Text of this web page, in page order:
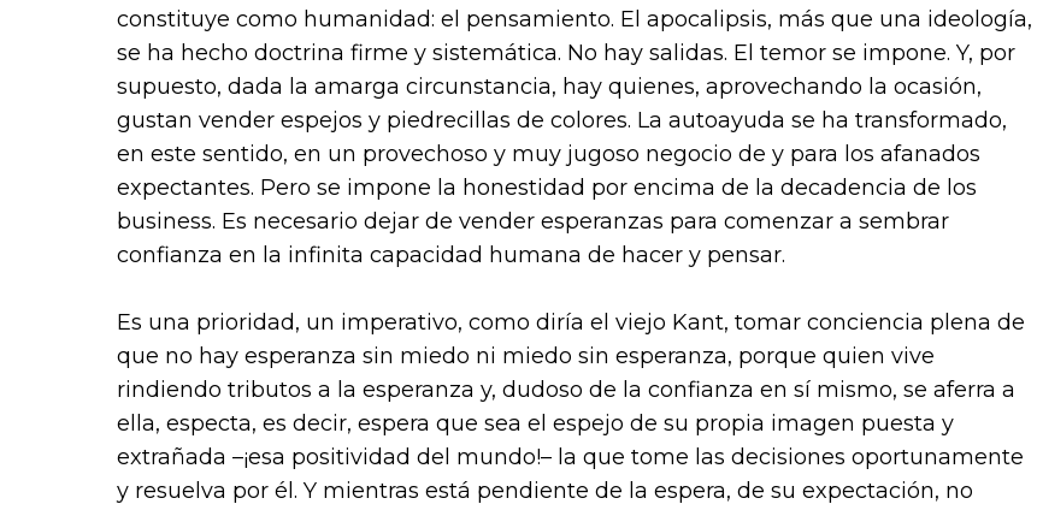
constituye como humanidad: el pensamiento. El apocalipsis, más que una ideología,
se ha hecho doctrina firme y sistemática. No hay salidas. El temor se impone. Y, por
supuesto, dada la amarga circunstancia, hay quienes, aprovechando la ocasión,
gustan vender espejos y piedrecillas de colores. La autoayuda se ha transformado,
en este sentido, en un provechoso y muy jugoso negocio de y para los afanados
expectantes. Pero se impone la honestidad por encima de la decadencia de los
business. Es necesario dejar de vender esperanzas para comenzar a sembrar
confianza en la infinita capacidad humana de hacer y pensar.
Es una prioridad, un imperativo, como diría el viejo Kant, tomar conciencia plena de
que no hay esperanza sin miedo ni miedo sin esperanza, porque quien vive
rindiendo tributos a la esperanza y, dudoso de la confianza en sí mismo, se aferra a
ella, especta, es decir, espera que sea el espejo de su propia imagen puesta y
extrañada –¡esa positividad del mundo!– la que tome las decisiones oportunamente
y resuelva por él. Y mientras está pendiente de la espera, de su expectación, no